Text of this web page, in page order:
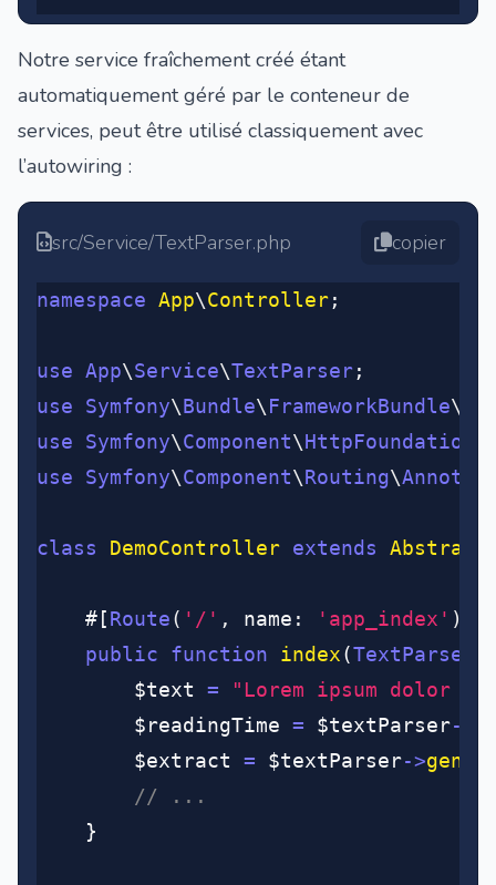
Notre service fraîchement créé étant
automatiquement géré par le conteneur de
services, peut être utilisé classiquement avec
l’autowiring :
src/Service/TextParser.php copier
namespace App\Controller;
use App\Service\TextParser;
use Symfony\Bundle\ FrameworkBundle\
use Symfony\Component\HttpFoundation
use Symfony\Component\Routing\
class DemoController extends
	#[
Route( '/' , name : 'app_index' )
	public
function index(TextParser
		$text
= "Lorem ipsum dolor
		$readingTime
= $textParser->
		$extract
= $textParser->
		// ...
	}